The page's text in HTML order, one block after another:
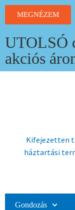
MEGNÉZEM
UTOLSÓ
akciós
Kifejezetten
háztartási
Gondozás